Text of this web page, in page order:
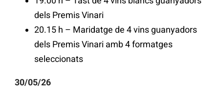
dels Premis Vinari
20.15 h – Maridatge de 4 vins guanyadors
dels Premis Vinari amb 4 formatges
seleccionats
30/05/26